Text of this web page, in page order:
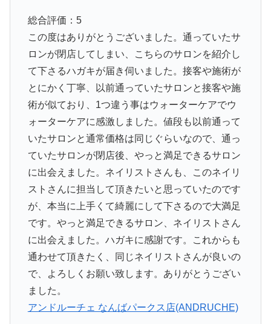
総合評価：5
この度はありがとうございました。通っていたサ
ロンが閉店してしまい、こちらのサロンを紹介し
て下さるハガキが届き伺いました。接客や施術が
とにかく丁寧、以前通っていたサロンと接客や施
術が似ており、1つ違う事はウォーターケアでウ
ォーターケアに感激しました。値段も以前通って
いたサロンと通常価格は同じぐらいなので、通っ
ていたサロンが閉店後、やっと満足できるサロン
に出会えました。ネイリストさんも、このネイリ
ストさんに担当して頂きたいと思っていたのです
が、本当に上手くて綺麗にして下さるので大満足
です。やっと満足できるサロン、ネイリストさん
に出会えました。ハガキに感謝です。これからも
通わせて頂きたく、同じネイリストさんが良いの
で、よろしくお願い致します。ありがとうござい
ました。
アンドルーチェ なんばパークス店(ANDRUCHE)